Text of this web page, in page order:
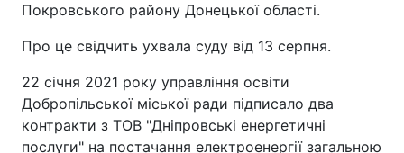
Покровського району Донецької області.
Про це свідчить ухвала суду від 13 серпня.
22 січня 2021 року управління освіти
Добропільської міської ради підписало два
контракти з ТОВ "Дніпровські енергетичні
послуги" на постачання електроенергії загальною